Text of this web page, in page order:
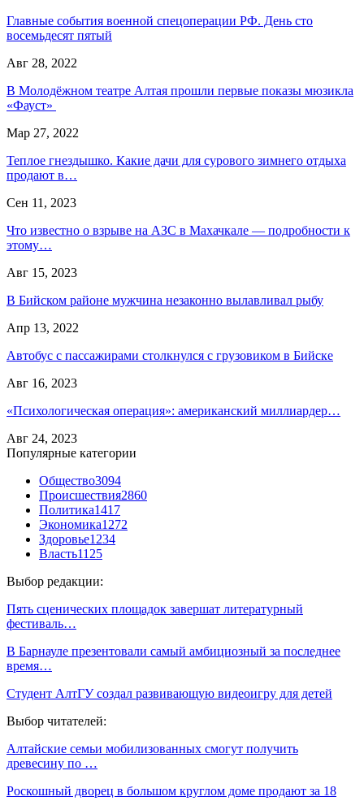
Главные события военной спецоперации РФ. День сто
восемьдесят пятый
Авг 28, 2022
В Молодёжном театре Алтая прошли первые показы мюзикла
«Фауст»
Мар 27, 2022
Теплое гнездышко. Какие дачи для сурового зимнего отдыха
продают в…
Сен 11, 2023
Что известно о взрыве на АЗС в Махачкале — подробности к
этому…
Авг 15, 2023
В Бийском районе мужчина незаконно вылавливал рыбу
Апр 13, 2022
Автобус с пассажирами столкнулся с грузовиком в Бийске
Авг 16, 2023
«Психологическая операция»: американский миллиардер…
Авг 24, 2023
Популярные категории
Общество3094
Происшествия2860
Политика1417
Экономика1272
Здоровье1234
Власть1125
Выбор редакции:
Пять сценических площадок завершат литературный
фестиваль…
В Барнауле презентовали самый амбициозный за последнее
время…
Студент АлтГУ создал развивающую видеоигру для детей
Выбор читателей:
Алтайские семьи мобилизованных смогут получить
древесину по …
Роскошный дворец в большом круглом доме продают за 18